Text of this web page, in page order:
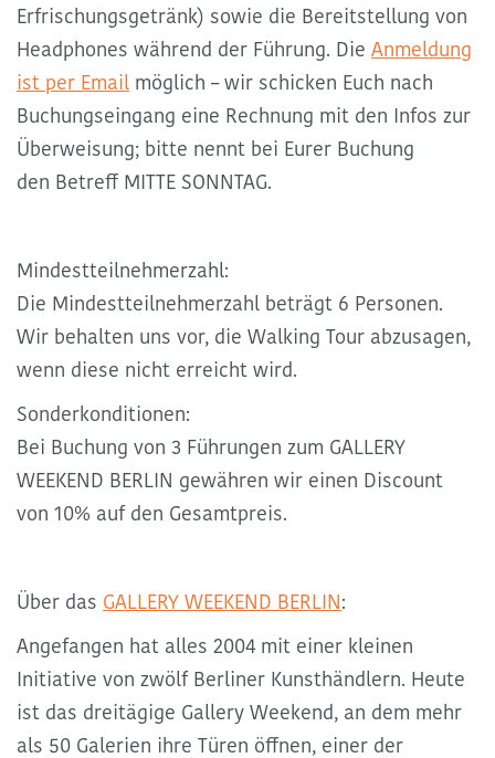
Erfrischungsgetränk) sowie die Bereitstellung von
Headphones während der Führung. Die Anmeldung
ist per Email möglich – wir schicken Euch nach
Buchungseingang eine Rechnung mit den Infos zur
Überweisung; bitte nennt bei Eurer Buchung
den Betreff MITTE SONNTAG.
Mindestteilnehmerzahl:
Die Mindestteilnehmerzahl beträgt 6 Personen.
Wir behalten uns vor, die Walking Tour abzusagen,
wenn diese nicht erreicht wird.
Sonderkonditionen:
Bei Buchung von 3 Führungen zum GALLERY
WEEKEND BERLIN gewähren wir einen Discount
von 10% auf den Gesamtpreis.
Über das GALLERY WEEKEND BERLIN:
Angefangen hat alles 2004 mit einer kleinen
Initiative von zwölf Berliner Kunsthändlern. Heute
ist das dreitägige Gallery Weekend, an dem mehr
als 50 Galerien ihre Türen öffnen, einer der